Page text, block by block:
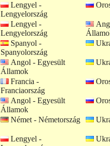
Lengyel -
Lengyelország
Lengyel -
Lengyelország
Spanyol -
Spanyolország
Angol - Egyesült
Államok
Francia -
Franciaország
Angol - Egyesült
Államok
Német - Németország
Lengyel -